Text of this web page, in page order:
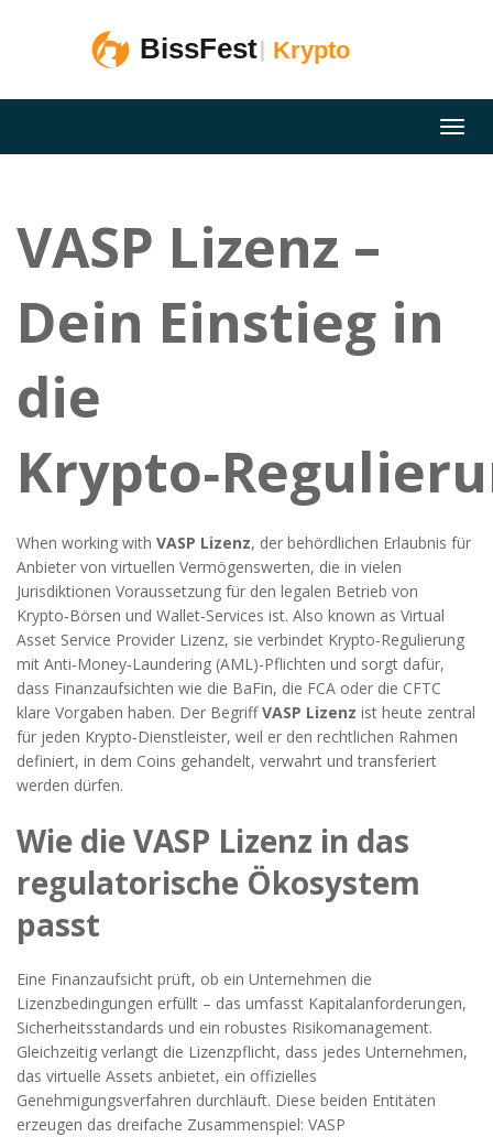
VASP Lizenz –
Dein Einstieg in
die
When working with VASP Lizenz, der behördlichen Erlaubnis für
Anbieter von virtuellen Vermögenswerten, die in vielen
Jurisdiktionen Voraussetzung für den legalen Betrieb von
Krypto‑Börsen und Wallet‑Services ist. Also known as Virtual
Asset Service Provider Lizenz, sie verbindet Krypto‑Regulierung
mit Anti‑Money‑Laundering (AML)-Pflichten und sorgt dafür,
dass Finanzaufsichten wie die BaFin, die FCA oder die CFTC
klare Vorgaben haben. Der BegriffVASP Lizenz ist heute zentral
für jeden Krypto‑Dienstleister, weil er den rechtlichen Rahmen
definiert, in dem Coins gehandelt, verwahrt und transferiert
werden dürfen.
Wie die VASP Lizenz in das
regulatorische Ökosystem
passt
Eine Finanzaufsicht prüft, ob ein Unternehmen die
Lizenzbedingungen erfüllt – das umfasst Kapitalanforderungen,
Sicherheitsstandards und ein robustes Risikomanagement.
Gleichzeitig verlangt die Lizenzpflicht, dass jedes Unternehmen,
das virtuelle Assets anbietet, ein offizielles
Genehmigungsverfahren durchläuft. Diese beiden Entitäten
erzeugen das dreifache Zusammenspiel: VASP